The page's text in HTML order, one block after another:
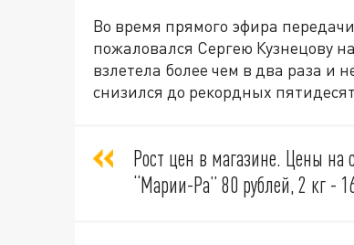
Во время прямого эфира
пожаловался Сергею Кузнецову
взлетела более чем в два раза и
снизился до рекордных
Рост цен в магазине. Цены на
“Марии-Ра” 80 рублей, 2 кг -